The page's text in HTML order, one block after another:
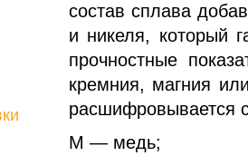
состав сплава
и никеля, который
прочностные
кремния, магния
расшифровывается
М — медь;